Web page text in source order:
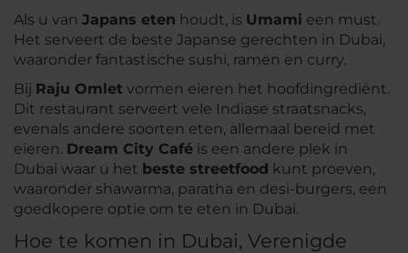
Als u van Japans eten houdt, is Umami een must.
Het serveert de beste Japanse gerechten in Dubai,
waaronder fantastische sushi, ramen en curry.
Bij Raju Omlet vormen eieren het hoofdingrediënt.
Dit restaurant serveert vele Indiase straatsnacks,
evenals andere soorten eten, allemaal bereid met
eieren. Dream City Café is een andere plek in
Dubai waar u het beste streetfood kunt proeven,
waaronder shawarma, paratha en desi-burgers, een
goedkopere optie om te eten in Dubai.
Hoe te komen in Dubai, Verenigde